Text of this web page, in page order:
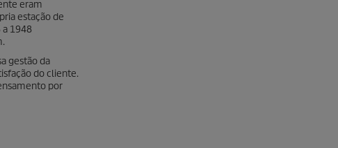
eram
estação de
1948
gestão da
do cliente.
por